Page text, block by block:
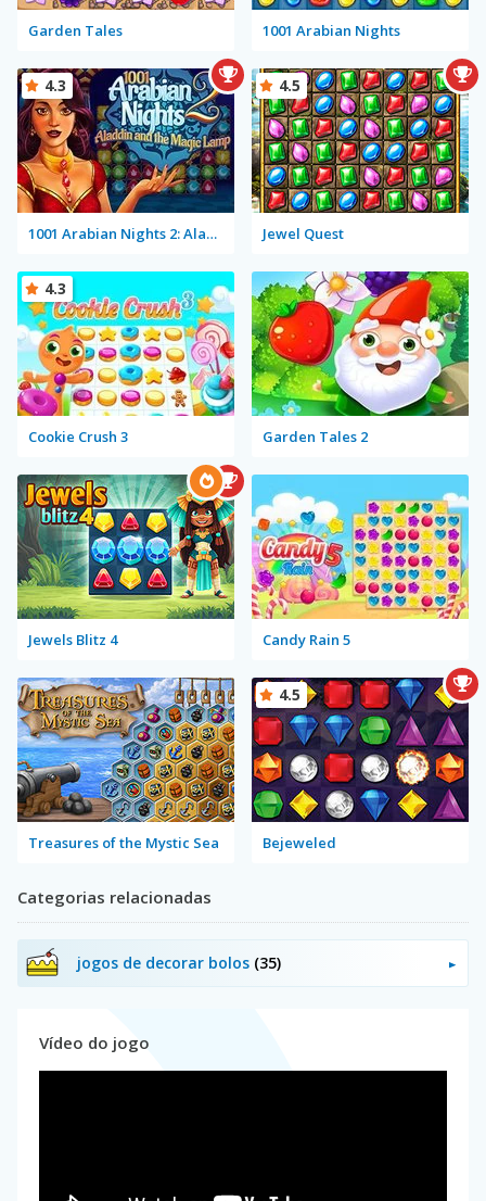
Garden Tales 1001 Arabian Nights
1001 Arabian Nights 2: Aladdin and the Magic Lamp
4.3
Jewel Quest
4.5
Cookie Crush 3
4.3
Garden Tales 2
Jewels Blitz 4 Candy Rain 5
Treasures of the Mystic Sea Bejeweled
4.5
Categorias relacionadas
jogos de decorar bolos (35)
Vídeo do jogo